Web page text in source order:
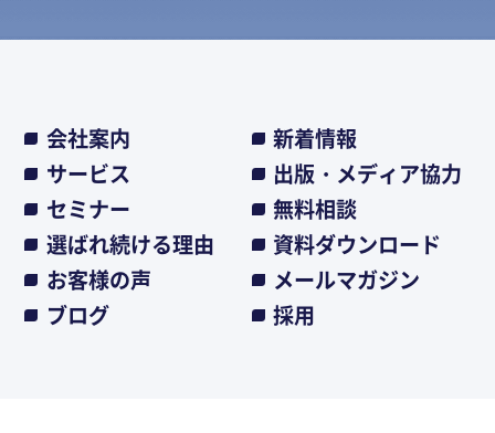
会社案内
新着情報
サービス
出版・メディア協力
セミナー
無料相談
選ばれ続ける理由
資料ダウンロード
お客様の声
メールマガジン
ブログ
採用